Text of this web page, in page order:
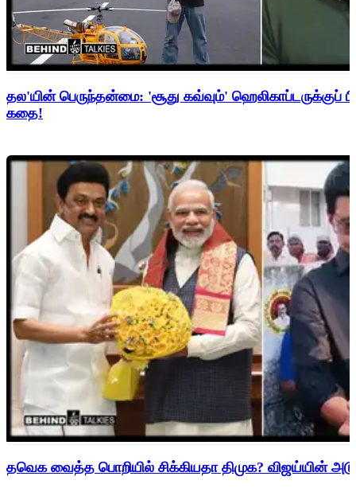
தல'யின் பெருந்தன்மை: 'சூது கவ்வும்' ஹெலிகாப்டருக்குப்
கதை!
தவெக வைத்த பொறியில் சிக்கியதா திமுக? விஜய்யின்